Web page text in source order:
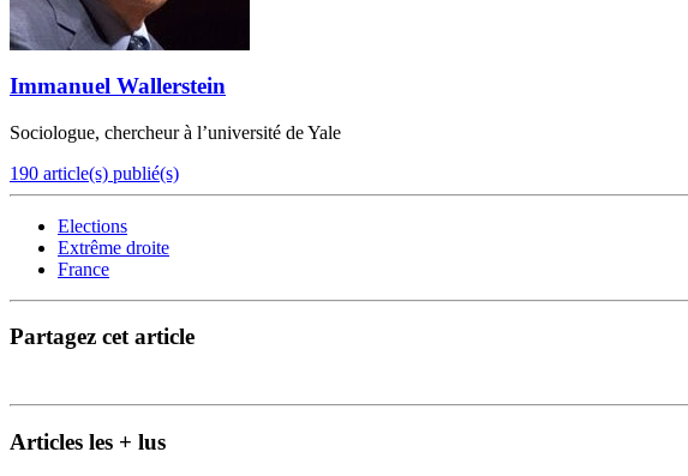
Immanuel Wallerstein
Sociologue, chercheur à l’université de Yale
190 article(s) publié(s)
Elections
Extrême droite
France
Partagez cet article
Articles les + lus